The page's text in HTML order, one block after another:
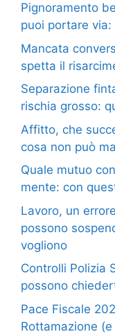
Pignoramento
puoi portare
Mancata
spetta il
Separazione
rischia grosso:
Affitto, che
cosa non può
Quale mutuo
mente: con
Lavoro, un
possono
vogliono
Controlli Polizia
possono
Pace Fiscale
Rottamazione